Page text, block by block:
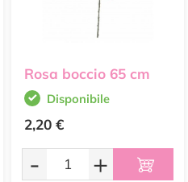
Rosa boccio 65 cm
Disponibile
2,20 €
- +